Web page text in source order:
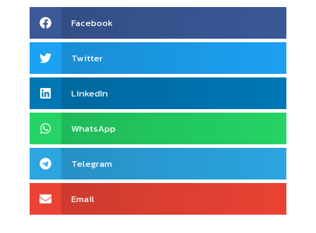
Facebook
Twitter
LinkedIn
WhatsApp
Telegram
Email